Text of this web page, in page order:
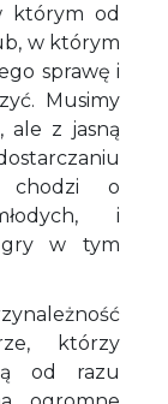
którym od
w którym
sprawę i
Musimy
ale z jasną
chodzi o
i
w tym
którzy
od razu